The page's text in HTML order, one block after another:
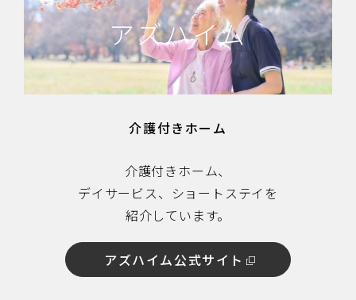
アズハイム
介護付きホーム
介護付きホーム、
デイサービス、ショートステイを
紹介しています。
アズハイム公式サイト